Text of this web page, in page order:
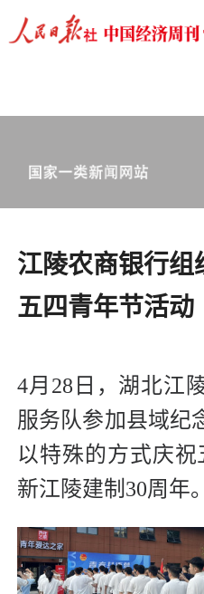
江陵农商银行组
五四青年节活动
4月28日，湖北江
服务队参加县域纪
以特殊的方式庆祝
新江陵建制30周年。